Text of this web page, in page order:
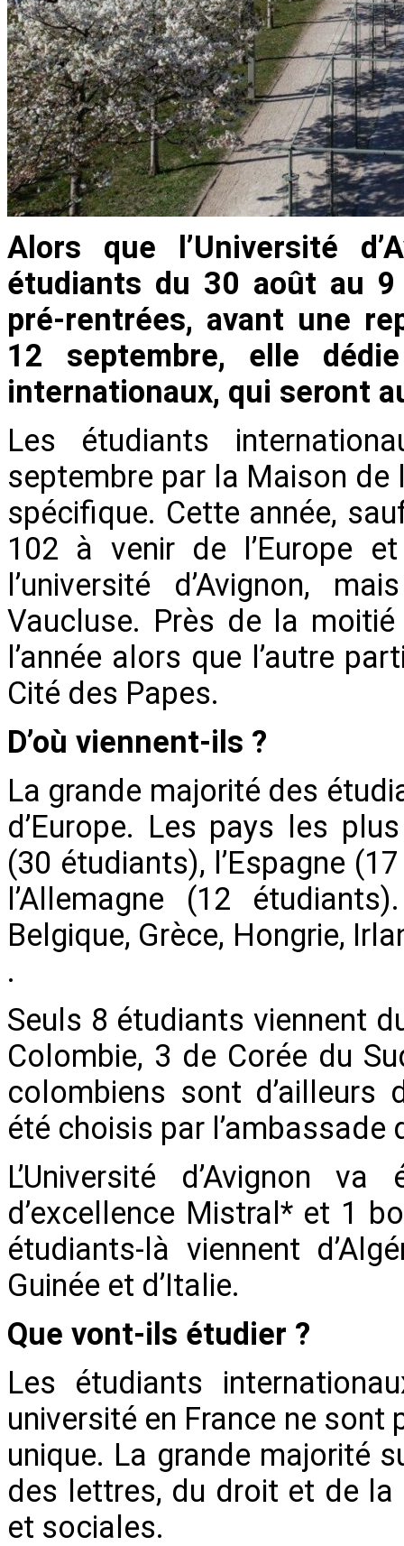
Alors que l’Université
étudiants du 30 août au
pré-rentrées, avant une
12 septembre, elle
internationaux, qui seront
Les étudiants
septembre par la Maison de
spécifique. Cette année,
102 à venir de l’Europe
l’université d’Avignon,
Vaucluse. Près de la
l’année alors que l’autre
Cité des Papes.
D’où viennent-ils ?
La grande majorité des
d’Europe. Les pays les
(30 étudiants), l’Espagne
l’Allemagne (12
Belgique, Grèce, Hongrie,
.
Seuls 8 étudiants viennent
Colombie, 3 de Corée du
colombiens sont d’ailleurs
été choisis par l’ambassade
L’Université d’Avignon
d’excellence Mistral* et 1
étudiants-là viennent
Guinée et d’Italie.
Que vont-ils étudier ?
Les étudiants
université en France ne
unique. La grande majorité
des lettres, du droit et de la
et sociales.